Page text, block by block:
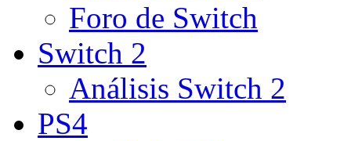
Foro de Switch
Switch 2
Análisis Switch 2
PS4